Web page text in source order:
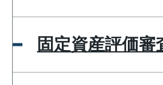
固定資産評価